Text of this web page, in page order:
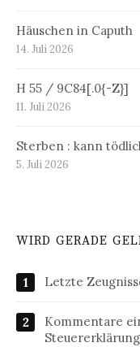
Häuschen in Caputh
14. Juli 2026
H 55 / 9C84[.0{-Z}]
11. Juli 2026
Sterben : kann
5. Juli 2026
WIRD GERADE
Letzte
Kommentare
Steuererklärung